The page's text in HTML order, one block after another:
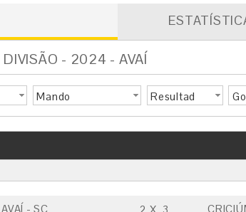
- 2024 - AVAÍ
Mando
Resultad
AVAÍ - SC